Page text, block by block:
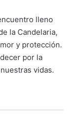
lleno
la Candelaria,
y protección.
por la
vidas.